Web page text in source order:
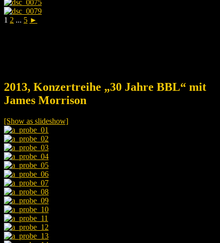
1 2 ... 5 ►
2013, Konzertreihe „30 Jahre BBL“ mit
James Morrison
[Show as slideshow]